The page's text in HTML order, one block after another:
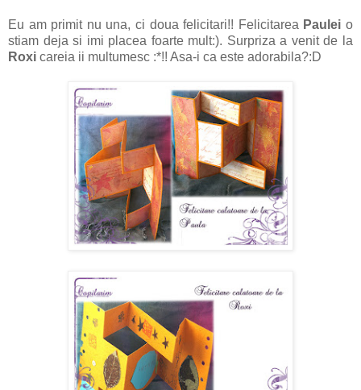
Eu am primit nu una, ci doua felicitari!! Felicitarea Paulei o
stiam deja si imi placea foarte mult:). Surpriza a venit de la
Roxi careia ii multumesc :*!! Asa-i ca este adorabila?:D